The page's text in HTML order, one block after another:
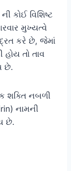
કોઈ વિશિષ્ટ
મુખ્યત્વે
કરે છે, જેમાં
તો તાવ
છે.
શક્તિ નબળી
નામની
છે.